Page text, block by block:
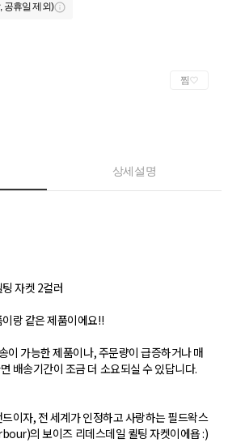
공휴일 제외)
찜
상세설명
자켓 2컬러
랑 같은 제품이에요!!
이 가능한 제품이나, 주문량이 급증하거나 매
배송기간이 조금 더 소요되실 수 있답니다.
이자, 전 세계가 인정하고 사랑하는 필드왁스
의 보이즈 리데스데일 퀼팅 자켓이에욥 :)